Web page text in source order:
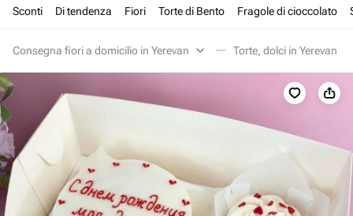
Sconti Di tendenza Fiori Torte di Bento Fragole di cioccolato
Consegna fiori a domicilio in Yerevan Torte, dolci in Yerevan